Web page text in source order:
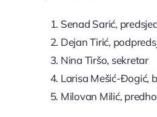
Senad Sarić,
Dejan Tirić,
Nina Tiršo, sekretar
Larisa Mešić-Đogić,
Milovan Milić,